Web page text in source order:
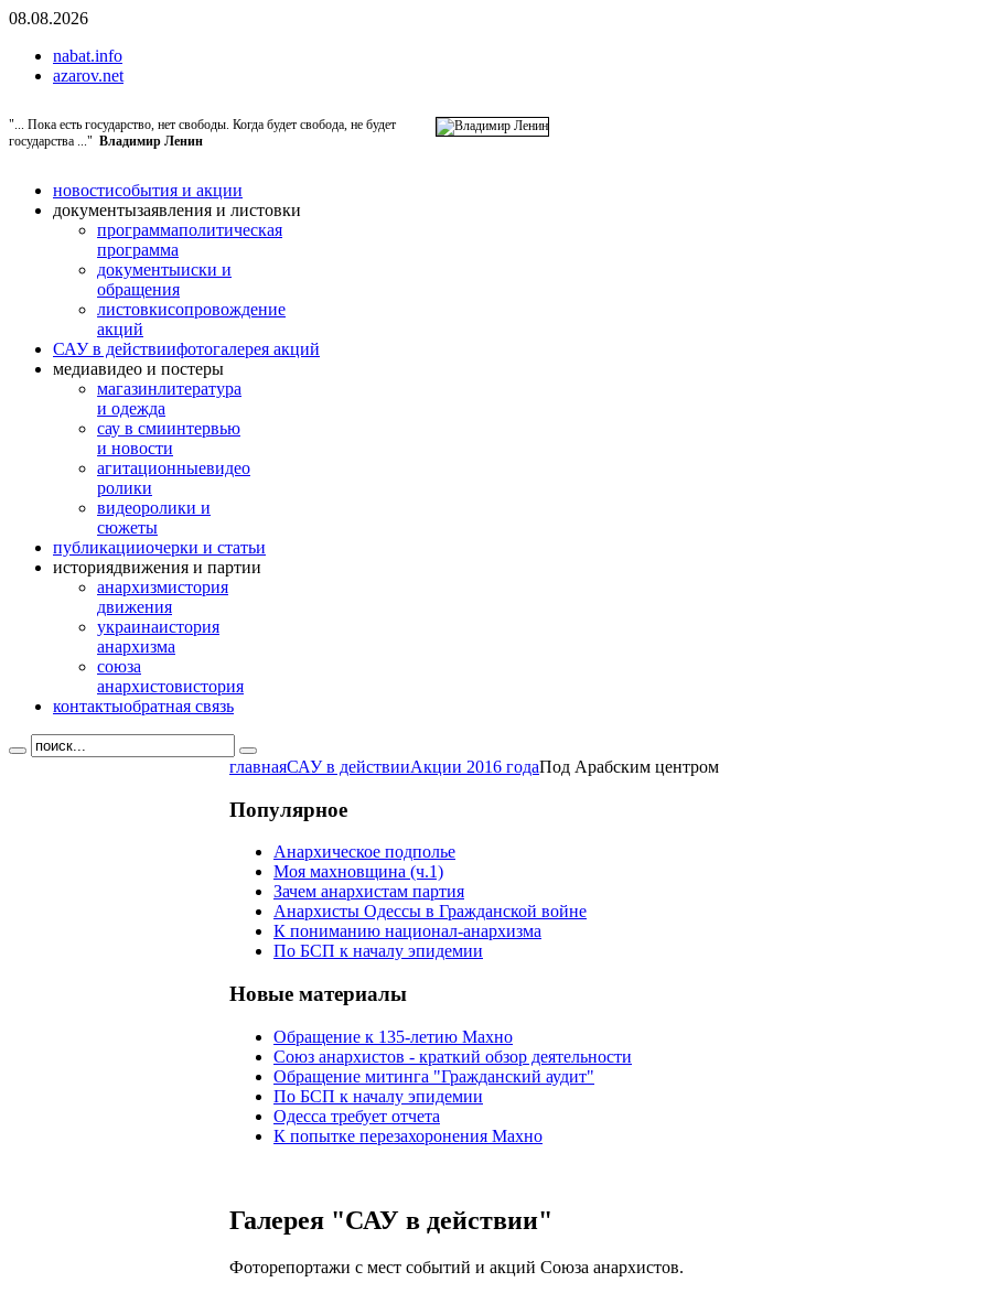
08.08.2026
nabat.info
azarov.net
"... Пока есть государство, нет свободы. Когда будет свобода, не будет
государства ..." Владимир Ленин
новостисобытия и акции
документызаявления и листовки
программаполитическая
программа
документыиски и
обращения
листовкисопровождение
акций
САУ в действиифотогалерея акций
медиавидео и постеры
магазинлитература
и одежда
сау в смиинтервью
и новости
агитационныевидео
ролики
видеоролики и
сюжеты
публикацииочерки и статьи
историядвижения и партии
анархизмистория
движения
украинаистория
анархизма
союза
анархистовистория
контактыобратная связь
главнаяСАУ в действииАкции 2016 годаПод Арабским центром
Популярное
Анархическое подполье
Моя махновщина (ч.1)
Зачем анархистам партия
Анархисты Одессы в Гражданской войне
К пониманию национал-анархизма
По БСП к началу эпидемии
Новые материалы
Обращение к 135-летию Махно
Союз анархистов - краткий обзор деятельности
Обращение митинга "Гражданский аудит"
По БСП к началу эпидемии
Одесса требует отчета
К попытке перезахоронения Махно
Галерея "САУ в действии"
Фоторепортажи с мест событий и акций Союза анархистов.